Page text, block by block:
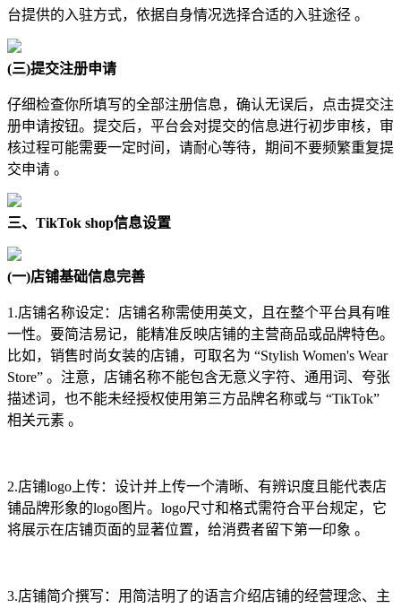
台提供的入驻方式，依据自身情况选择合适的入驻途径 。
(三)提交注册申请
仔细检查你所填写的全部注册信息，确认无误后，点击提交注
册申请按钮。提交后，平台会对提交的信息进行初步审核，审
核过程可能需要一定时间，请耐心等待，期间不要频繁重复提
交申请 。
三、TikTok shop信息设置
(一)店铺基础信息完善
1.店铺名称设定：店铺名称需使用英文，且在整个平台具有唯
一性。要简洁易记，能精准反映店铺的主营商品或品牌特色。
比如，销售时尚女装的店铺，可取名为 “Stylish Women's Wear
Store” 。注意，店铺名称不能包含无意义字符、通用词、夸张
描述词，也不能未经授权使用第三方品牌名称或与 “TikTok”
相关元素 。
2.店铺logo上传：设计并上传一个清晰、有辨识度且能代表店
铺品牌形象的logo图片。logo尺寸和格式需符合平台规定，它
将展示在店铺页面的显著位置，给消费者留下第一印象 。
3.店铺简介撰写：用简洁明了的语言介绍店铺的经营理念、主